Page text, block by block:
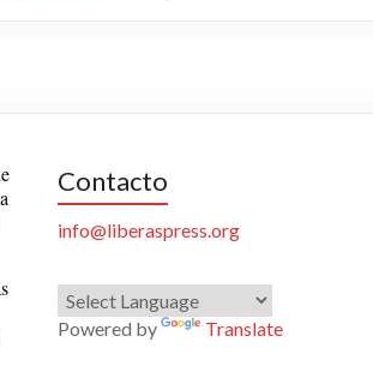
Contacto
info@liberaspress.org
Powered by Translate